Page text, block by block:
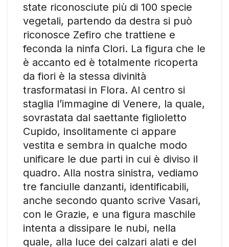
state riconosciute più di 100 specie
vegetali, partendo da destra si può
riconosce Zefiro che trattiene e
feconda la ninfa Clori. La figura che le
è accanto ed è totalmente ricoperta
da fiori è la stessa divinità
trasformatasi in Flora. Al centro si
staglia l’immagine di Venere, la quale,
sovrastata dal saettante figlioletto
Cupido, insolitamente ci appare
vestita e sembra in qualche modo
unificare le due parti in cui è diviso il
quadro. Alla nostra sinistra, vediamo
tre fanciulle danzanti, identificabili,
anche secondo quanto scrive Vasari,
con le Grazie, e una figura maschile
intenta a dissipare le nubi, nella
quale, alla luce dei calzari alati e del